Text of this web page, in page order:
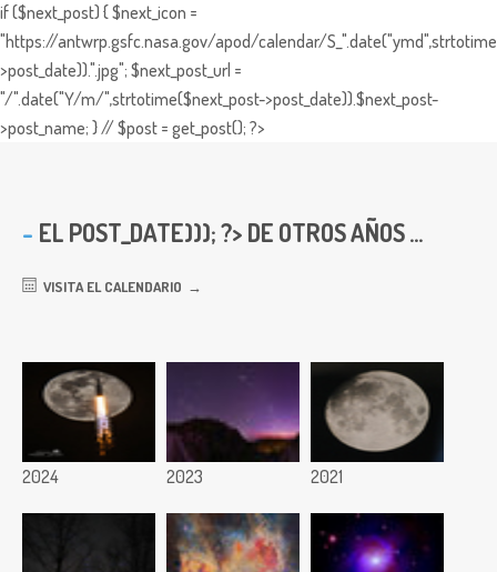
if ($next_post) { $next_icon =
"https://antwrp.gsfc.nasa.gov/apod/calendar/
>post_date)).".jpg"; $next_post_url =
"/".date("Y/m/",strtotime($next_post->post_date)).$next_post-
>post_name; } // $post = get_post(); ?>
EL POST_DATE))); ?> DE OTROS AÑOS ...
VISITA EL CALENDARIO
2024 2023 2021